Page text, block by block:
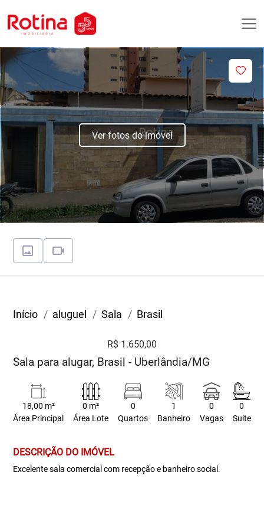
Ver fotos do imóvel
Início aluguel Sala Brasil
R$ 1.650,00
Sala para alugar, Brasil - Uberlândia/MG
18,00 m²
Área Principal
0 m²
Área Lote
0
Quartos
1
Banheiro
0
Vagas
0
Suite
DESCRIÇÃO DO IMÓVEL
Excelente sala comercial com recepção e banheiro social.